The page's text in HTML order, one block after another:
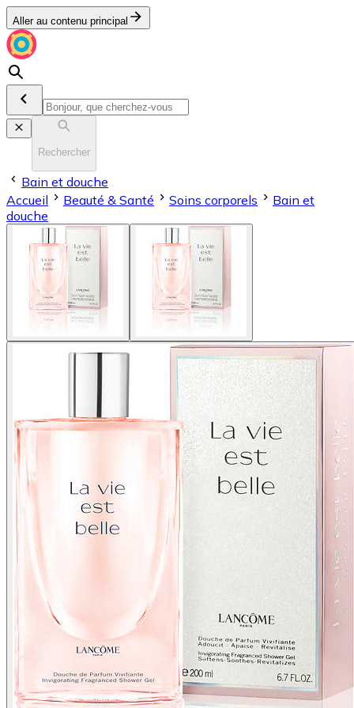
Aller au contenu principal
Rechercher
Bain et douche
Accueil
Beauté & Santé Soins corporels
Bain et
douche